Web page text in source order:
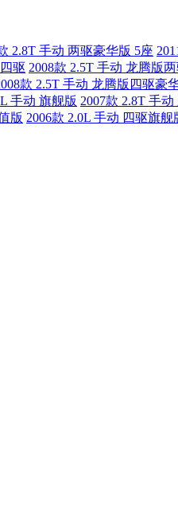
2.8T 手动 两驱豪华版 5座
驱 2008款 2.5T 手动 龙腾版
款 2.5T 手动 龙腾版四驱豪
手动 旗舰版 2007款 2.8T 手
版 2006款 2.0L 手动 四驱旗舰